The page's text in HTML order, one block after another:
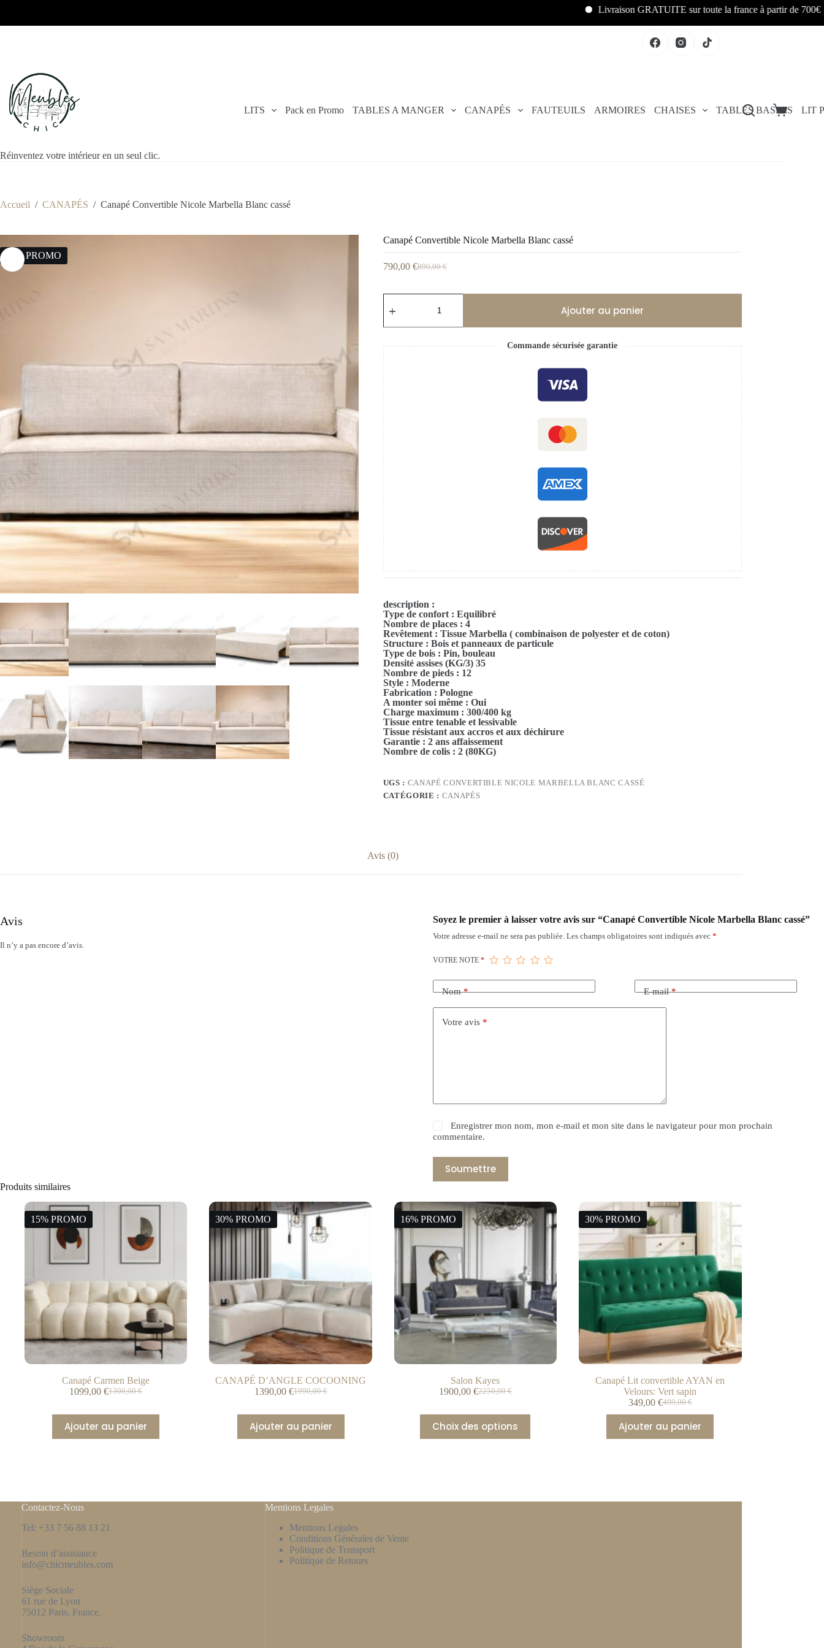
Livraison GRATUITE sur toute la france à partir de 700€
Réinventez votre intérieur en un seul clic.
LITS Pack en Promo TABLES A MANGER CANAPÉS FAUTEUILS ARMOIRES CHAISES TABLES BASSES LIT
Accueil / CANAPÉS / Canapé Convertible Nicole Marbella Blanc cassé
11% PROMO
Canapé Convertible Nicole Marbella Blanc cassé
890,00€
790,00 €
Ajouter au panier
Commande sécurisée garantie
description :
Type de confort : Equilibré
Nombre de places : 4
Revêtement : Tissue Marbella ( combinaison de polyester et de coton)
Structure : Bois et panneaux de particule
Type de bois : Pin, bouleau
Densité assises (KG/3) 35
Nombre de pieds : 12
Style : Moderne
Fabrication : Pologne
A monter soi même : Oui
Charge maximum : 300/400 kg
Tissue entre tenable et lessivable
Tissue résistant aux accros et aux déchirure
Garantie : 2 ans affaissement
Nombre de colis : 2 (80KG)
UGS : CANAPÉ CONVERTIBLE NICOLE MARBELLA BLANC CASSÉ
CATÉGORIE : CANAPÉS
Avis (0)
Avis
Il n’y a pas encore d’avis.
Soyez le premier à laisser votre avis sur “Canapé Convertible Nicole Marbella Blanc cassé”
Votre adresse e-mail ne sera pas publiée. Les champs obligatoires sont indiqués avec *
VOTRE NOTE *
Nom* E-mail*
Votre avis *
Enregistrer mon nom, mon e-mail et mon site dans le navigateur pour mon prochain
commentaire.
Soumettre
Produits similaires
15% PROMO
Canapé Carmen Beige
1300,00€
1099,00€
Ajouter au panier
30% PROMO
CANAPÉ D’ANGLE COCOONING
1990,00€
1390,00 €
Ajouter au panier
16% PROMO
Salon Kayes
2250,00€
1900,00 €
Choix des options
30% PROMO
Canapé Lit convertible AYAN en
Velours: Vert sapin
499,00€
349,00 €
Ajouter au panier
Contactez-Nous
Tel: +33 7 56 88 13 21
Besoin d’assistance
info@chicmeubles.com
Siège Sociale
61 rue de Lyon
75012 Paris, France.
Showroom
Mentions Legales
Mentions Legales
Conditions Générales de Vente
Politique de Transport
Politique de Retours